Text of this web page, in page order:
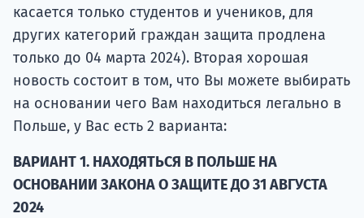
касается только студентов и учеников, для
других категорий граждан защита продлена
только до 04 марта 2024). Вторая хорошая
новость состоит в том, что Вы можете выбирать
на основании чего Вам находиться легально в
Польше, у Вас есть 2 варианта:
ВАРИАНТ 1. НАХОДЯТЬСЯ В ПОЛЬШЕ НА
ОСНОВАНИИ ЗАКОНА О ЗАЩИТЕ ДО 31 АВГУСТА
2024